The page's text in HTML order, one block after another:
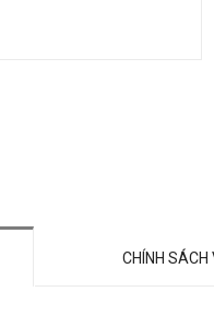
CHÍNH SÁCH